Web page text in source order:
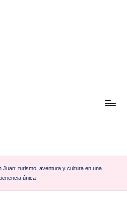
Juan: turismo, aventura y cultura en una
única